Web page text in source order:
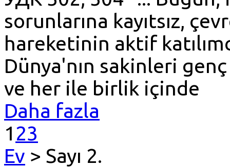
sorunlarına kayıtsız,
hareketinin aktif
Dünya'nın sakinleri
ve her ile birlik içinde
Daha fazla
1 23
Ev > Sayı 2.